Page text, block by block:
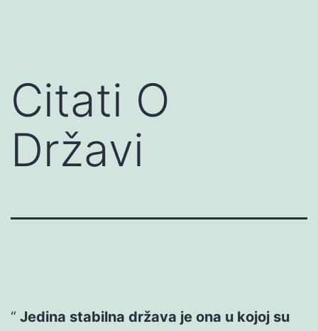
Citati O
Državi
Jedina stabilna država je ona u kojoj su